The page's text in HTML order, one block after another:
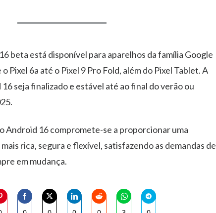
beta está disponível para aparelhos da família Google
Pixel 6a até o Pixel 9 Pro Fold, além do Pixel Tablet. A
seja finalizado e estável até ao final do verão ou
Android 16 compromete-se a proporcionar uma
rica, segura e flexível, satisfazendo as demandas de
em mudança.
SISTEMA OPERATIVO